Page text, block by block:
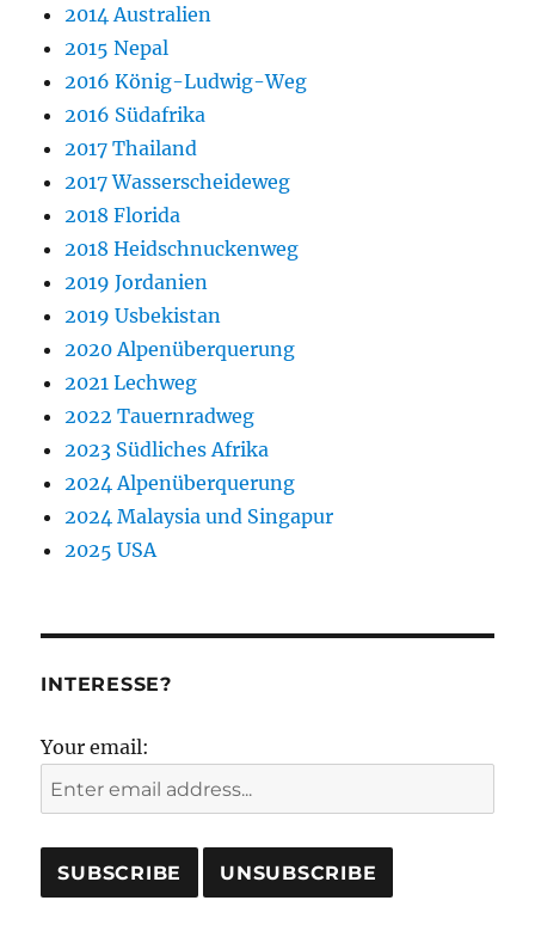
2014 Australien
2015 Nepal
2016 König-Ludwig-Weg
2016 Südafrika
2017 Thailand
2017 Wasserscheideweg
2018 Florida
2018 Heidschnuckenweg
2019 Jordanien
2019 Usbekistan
2020 Alpenüberquerung
2021 Lechweg
2022 Tauernradweg
2023 Südliches Afrika
2024 Alpenüberquerung
2024 Malaysia und Singapur
2025 USA
INTERESSE?
Your email: